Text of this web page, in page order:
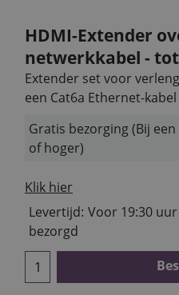
HDMI-Extender
netwerkkabel - tot
Extender set voor
een Cat6a Ethernet-kabel
Gratis bezorging (Bij
of hoger)
Klik hier
Levertijd: Voor 19:30
bezorgd